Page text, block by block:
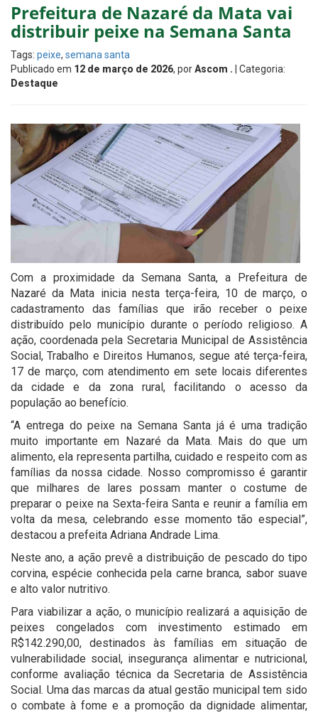
Prefeitura de Nazaré da Mata vai
distribuir peixe na Semana Santa
Tags: peixe, semana santa
Publicado em 12 de março de 2026, porAscom . | Categoria:
Destaque
Com a proximidade da Semana Santa, a Prefeitura de
Nazaré da Mata inicia nesta terça-feira, 10 de março, o
cadastramento das famílias que irão receber o peixe
distribuído pelo município durante o período religioso. A
ação, coordenada pela Secretaria Municipal de Assistência
Social, Trabalho e Direitos Humanos, segue até terça-feira,
17 de março, com atendimento em sete locais diferentes
da cidade e da zona rural, facilitando o acesso da
população ao benefício.
“A entrega do peixe na Semana Santa já é uma tradição
muito importante em Nazaré da Mata. Mais do que um
alimento, ela representa partilha, cuidado e respeito com as
famílias da nossa cidade. Nosso compromisso é garantir
que milhares de lares possam manter o costume de
preparar o peixe na Sexta-feira Santa e reunir a família em
volta da mesa, celebrando esse momento tão especial”,
destacou a prefeita Adriana Andrade Lima.
Neste ano, a ação prevê a distribuição de pescado do tipo
corvina, espécie conhecida pela carne branca, sabor suave
e alto valor nutritivo.
Para viabilizar a ação, o município realizará a aquisição de
peixes congelados com investimento estimado em
R$142.290,00, destinados às famílias em situação de
vulnerabilidade social, insegurança alimentar e nutricional,
conforme avaliação técnica da Secretaria de Assistência
Social. Uma das marcas da atual gestão municipal tem sido
o combate à fome e a promoção da dignidade alimentar,